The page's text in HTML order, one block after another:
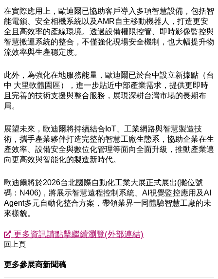
在實際應用上，歐迪爾已協助客戶導入多項智慧設備，包括智
能電鎖、安全相機系統以及AMR自主移動機器人，打造更安
全且高效率的產線環境。透過設備權限控管、即時影像監控與
智慧搬運系統的整合，不僅強化現場安全機制，也大幅提升物
流效率與生產穩定度。
此外，為強化在地服務能量，歐迪爾已於台中設立新據點（台
中 大里軟體園區），進一步貼近中部產業需求，提供更即時
且完善的技術支援與整合服務，展現深耕台灣市場的長期布
局。
展望未來，歐迪爾將持續結合IoT、工業網路與智慧製造技
術，攜手產業夥伴打造完整的智慧工廠生態系，協助企業在生
產效率、設備安全與數位化管理等面向全面升級，推動產業邁
向更高效與智能化的製造新時代。
歐迪爾將於2026台北國際自動化工業大展正式展出(攤位號
碼：N406)，將展示智慧遠程控制系統、AI視覺監控應用及AI
Agent多元自動化整合方案，帶領業界一同體驗智慧工廠的未
來樣貌。
更多資訊請點擊繼續瀏覽(外部連結)
回上頁
更多參展商新聞稿